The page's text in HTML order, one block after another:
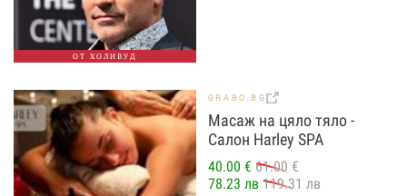
ОТ ХОЛИВУД
GRABO.BG
Масаж на цяло тяло -
Салон Harley SPA
40.00 € 61.00 €
78.23 лв 119.31 лв